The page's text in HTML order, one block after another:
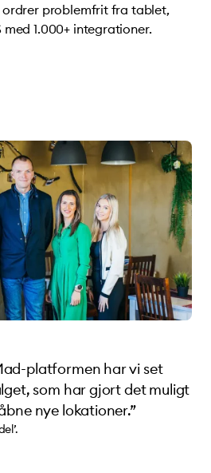
ordrer problemfrit fra tablet,
med 1.000+ integrationer.
platformen har vi set
som har gjort det muligt
nye lokationer.”